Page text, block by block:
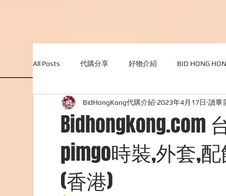
All Posts 代購分享 好物介紹 BID HONG
外國購物網站介紹 ABOUT ME ABOUT
美食團購 購物 台灣代購網站
Bidhongkong.com
pimgo時裝,外套,
(香港)
BidHongKong代購介紹 2023年4月17日 讀畢